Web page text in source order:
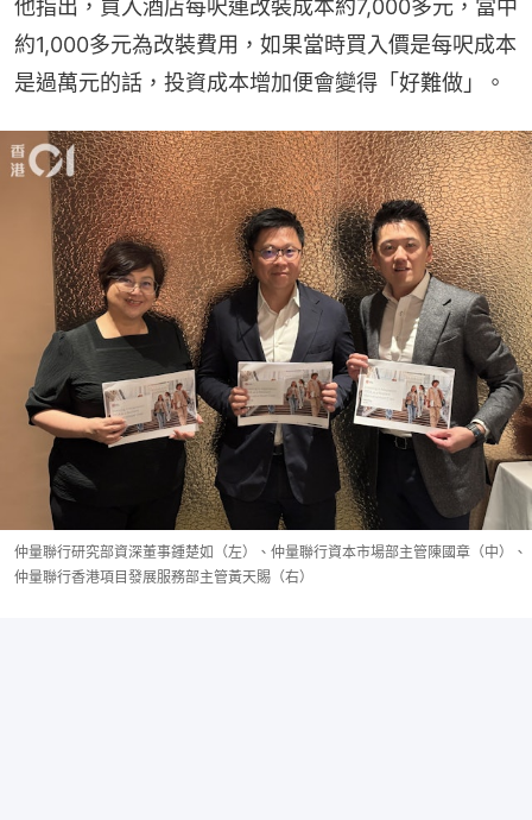
他指出，買入酒店每呎連改裝成本約7,000多元，當中
約1,000多元為改裝費用，如果當時買入價是每呎成本
是過萬元的話，投資成本增加便會變得「好難做」。
仲量聯行研究部資深董事鍾楚如（左）、仲量聯行資本市場部主管陳國章（中）、
仲量聯行香港項目發展服務部主管黃天賜（右）